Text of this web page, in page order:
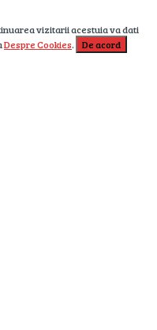
vizitarii acestuia va dati
Despre Cookies. De acord